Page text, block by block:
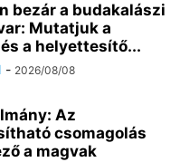
bezár a budakalászi
Mutatjuk a
a helyettesítő...
- 2026/08/08
Az
csomagolás
a magvak